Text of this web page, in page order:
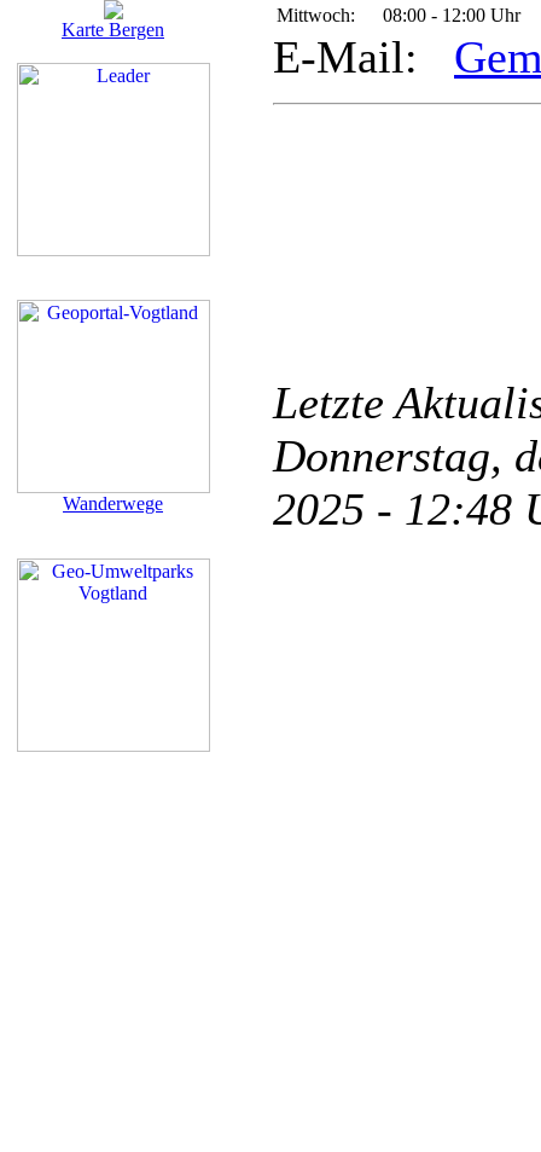
Karte Bergen
Wanderwege
Mittwoch:
08:00 - 12:00 Uhr
E-Mail:
Letzte
Donnerstag,
2025 -